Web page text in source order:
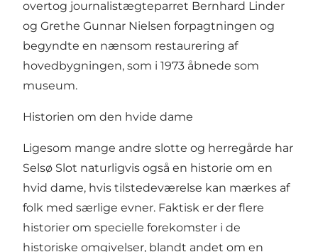
overtog journalistægteparret Bernhard Linder
og Grethe Gunnar Nielsen forpagtningen og
begyndte en nænsom restaurering af
hovedbygningen, som i 1973 åbnede som
museum.
Historien om den hvide dame
Ligesom mange andre slotte og herregårde har
Selsø Slot naturligvis også en historie om en
hvid dame, hvis tilstedeværelse kan mærkes af
folk med særlige evner. Faktisk er der flere
historier om specielle forekomster i de
historiske omgivelser, blandt andet om en